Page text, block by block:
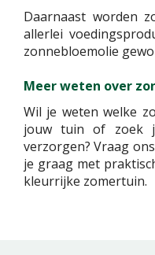
Daarnaast worden
allerlei
zonnebloemolie
Meer weten over
Wil je weten welke
jouw tuin of zoek
verzorgen? Vraag
je graag met
kleurrijke zomertuin.